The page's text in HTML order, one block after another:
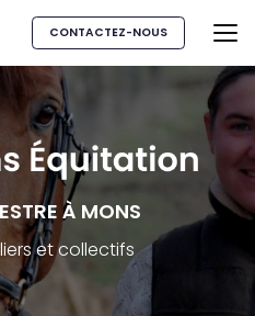
CONTACTEZ-NOUS
À MONS
et collectifs